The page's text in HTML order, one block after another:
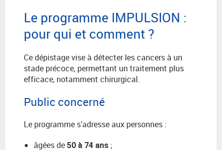
Le programme IMPULSION :
pour qui et comment ?
Ce dépistage vise à détecter les cancers à un
stade précoce, permettant un traitement plus
efficace, notamment chirurgical.
Public concerné
Le programme s’adresse aux personnes :
âgées de 50 à 74 ans ;